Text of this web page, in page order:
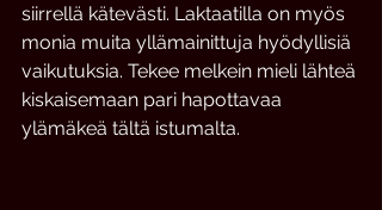
siirrellä kätevästi. Laktaatilla on myös
monia muita yllämainittuja hyödyllisiä
vaikutuksia. Tekee melkein mieli lähteä
kiskaisemaan pari hapottavaa
ylämäkeä tältä istumalta.